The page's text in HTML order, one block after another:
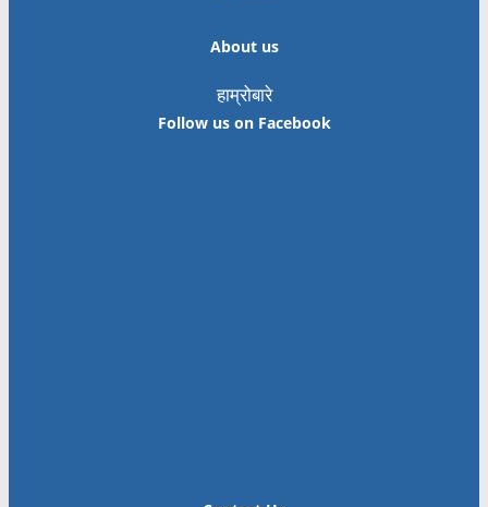
About us
हाम्रोबारे
Follow us on Facebook